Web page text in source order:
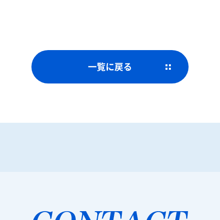
一覧に戻る